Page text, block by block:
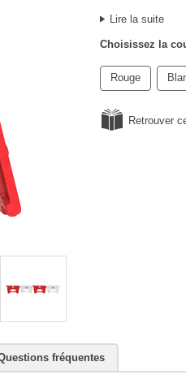
Lire la suite
Choisissez la
Rouge
Retrouver
fréquentes